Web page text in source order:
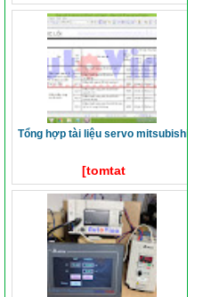
tổng hợp tài liệu servo mitsubishi
[tomtat